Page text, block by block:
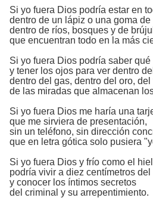
Si yo fuera Dios podría estar en
dentro de un lápiz o una goma de
dentro de ríos, bosques y de
que encuentran todo en la más
Si yo fuera Dios podría saber
y tener los ojos para ver dentro
dentro del gas, dentro del oro, del
de las miradas que almacenan
Si yo fuera Dios me haría una
que me sirviera de presentación,
sin un teléfono, sin dirección
que en letra gótica solo pusiera
Si yo fuera Dios y frío como el
podría vivir a diez centímetros del
y conocer los íntimos secretos
del criminal y su arrepentimiento.